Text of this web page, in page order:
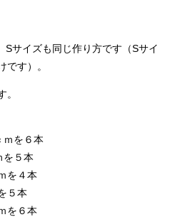
Sサイズも同じ作り方です（Sサイ
です）。
。
ｍを６本
を５本
を４本
５本
を６本